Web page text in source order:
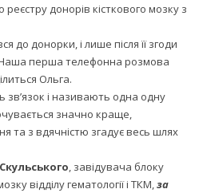
донорів кісткового мозку з
до донорки, і лише після її згоди
Наша перша телефонна розмова
Ольга.
зв’язок і називають одна одну
значно краще,
та з вдячністю згадує весь шлях
, завідувача блоку
відділу гематології і ТКМ, за